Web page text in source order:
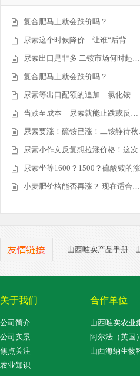
复合肥马上就会跌价吗？
尿素这个时候降价 让谁“后背…
尿素出口是非多 二铵市场何时起…
复合肥马上就会跌价吗？
尿素等出口配额的追加 氯化铵…
当跌至成本 尿素就能止跌或反…
尿素要涨！硫铵已涨！二铵静待
尿素小作文反复想拉涨价格！这
尿素坐等1600？1500？硫酸铵的
小麦肥价格能否再涨？ 现在适合…
山西唯实产品手册
关于我们 合作单位
公司简介
公司实景
焦点关注
农业知识
山西唯实农业
阿尔法（英国
山西海纳生物